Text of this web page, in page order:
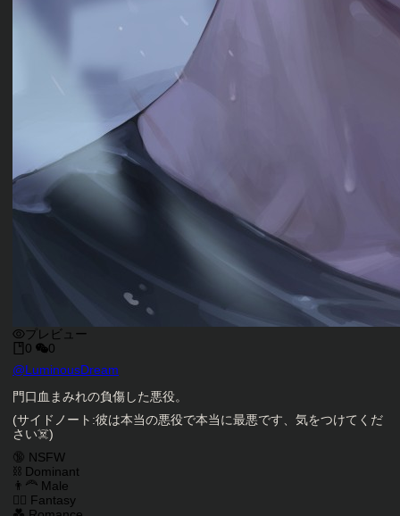
プレビュー
0
0
キャラクタークリエイター
@LuminousDream
キャラクター説明
門口血まみれの負傷した悪役。
(サイドノート:彼は本当の悪役で本当に最悪です、気をつけてくだ
さい☠️)
キャラクタータグ
🔞 NSFW
⛓️ Dominant
👨‍🦰 Male
🧙‍♂️ Fantasy